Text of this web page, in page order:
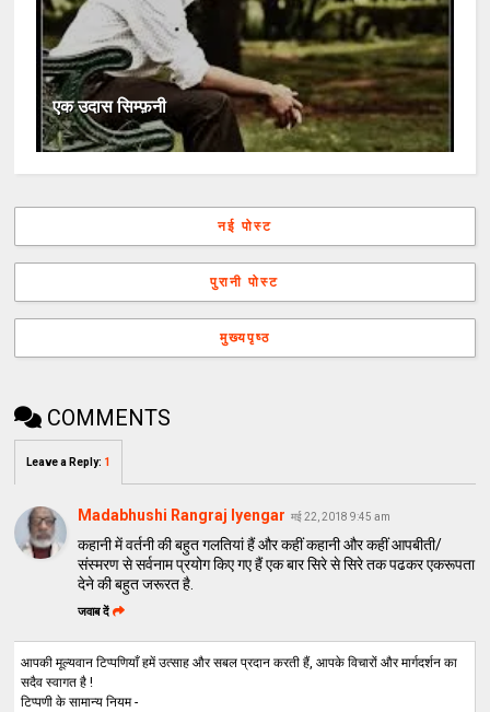
एक उदास सिम्फ़नी
नई पोस्ट
पुरानी पोस्ट
मुख्यपृष्ठ
COMMENTS
Leave a Reply: 1
Madabhushi Rangraj Iyengar मई 22, 2018 9:45 am
कहानी में वर्तनी की बहुत गलतियां हैं और कहीं कहानी और कहीं आपबीती/
संस्मरण से सर्वनाम प्रयोग किए गए हैं एक बार सिरे से सिरे तक पढकर एकरूपता
देने की बहुत जरूरत है.
जवाब दें
आपकी मूल्यवान टिप्पणियाँ हमें उत्साह और सबल प्रदान करती हैं, आपके विचारों और मार्गदर्शन का
सदैव स्वागत है !
टिप्पणी के सामान्य नियम -